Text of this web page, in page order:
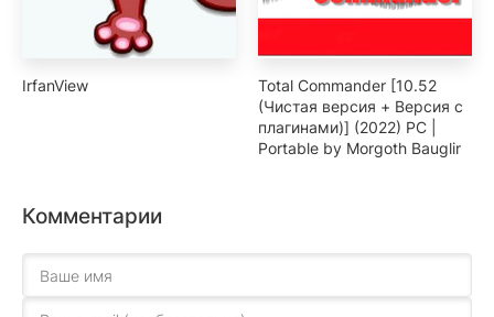
IrfanView
Total Commander [10.52
(Чистая версия + Версия с
плагинами)] (2022) PC |
Portable by Morgoth Bauglir
Комментарии